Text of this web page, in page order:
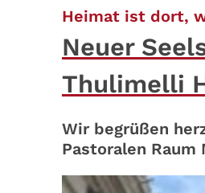
Heimat ist dort,
Neuer
Thulimelli
Wir begrüßen
Pastoralen